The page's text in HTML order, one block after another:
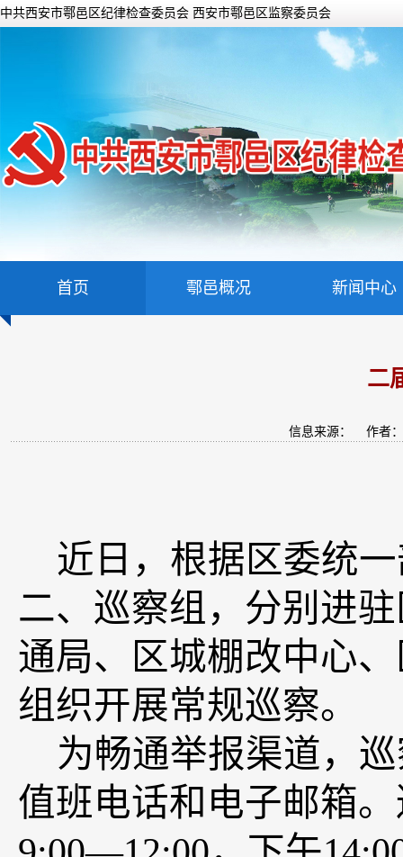
中共西安市鄠邑区纪律检查委员会 西安市鄠邑区监察委员会
首页 鄠邑概况 新闻中心
二
信息来源： 作者：
近日，根据区委统
二、巡察组，分别进驻
通局、区城棚改中心
组织开展常规巡察。
为畅通举报渠道，
值班电话和电子邮箱